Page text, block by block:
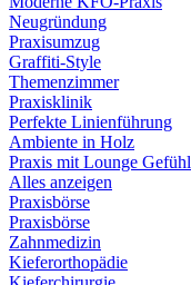
Neugründung
Praxisumzug
Graffiti-Style
Themenzimmer
Praxisklinik
Perfekte Linienführung
Ambiente in Holz
Praxis mit Lounge Gefühl
Alles anzeigen
Praxisbörse
Praxisbörse
Zahnmedizin
Kieferorthopädie